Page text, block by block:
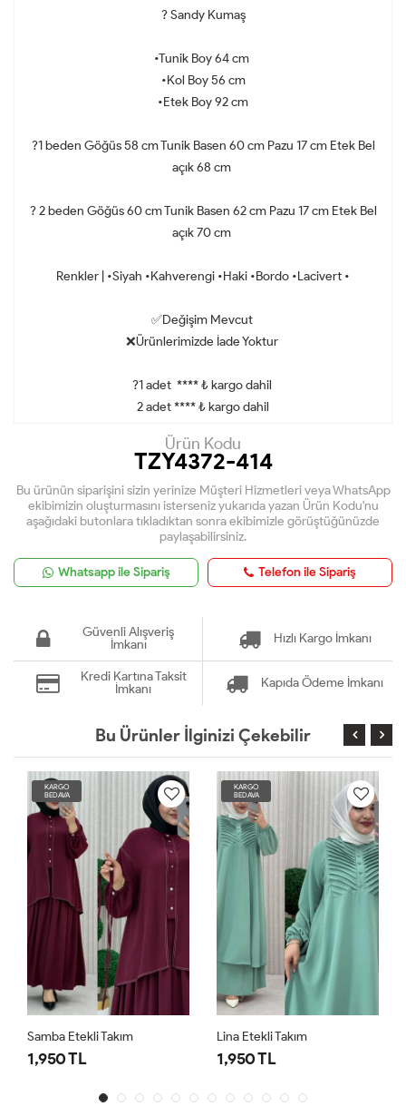
? Sandy Kumaş
•Tunik Boy 64 cm
•Kol Boy 56 cm
•Etek Boy 92 cm
?1 beden Göğüs 58 cm Tunik Basen 60 cm Pazu 17 cm Etek Bel
açık 68 cm
? 2 beden Göğüs 60 cm Tunik Basen 62 cm Pazu 17 cm Etek Bel
açık 70 cm
Renkler | •Siyah •Kahverengi •Haki •Bordo •Lacivert •
✅Değişim Mevcut
❌Ürünlerimizde İade Yoktur
?1 adet **** ₺ kargo dahil
2 adet **** ₺ kargo dahil
Ürün Kodu
TZY4372-414
Bu ürünün siparişini sizin yerinize Müşteri Hizmetleri veya WhatsApp
ekibimizin oluşturmasını isterseniz yukarıda yazan Ürün Kodu'nu
aşağıdaki butonlara tıkladıktan sonra ekibimizle görüştüğünüzde
paylaşabilirsiniz.
Whatsapp ile Sipariş Telefon ile Sipariş
Güvenli Alışveriş
İmkanı
Hızlı Kargo İmkanı
Kredi Kartına Taksit
İmkanı
Kapıda Ödeme İmkanı
Bu Ürünler İlginizi Çekebilir
KARGO
BEDAVA
Samba Etekli Takım
1,950 TL
KARGO
BEDAVA
Lina Etekli Takım
1,950 TL